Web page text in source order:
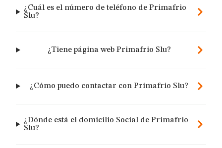
¿Cuál es el número de teléfono de Primafrio
Slu?
¿Tiene página web Primafrio Slu?
¿Cómo puedo contactar con Primafrio Slu?
¿Dónde está el domicilio Social de Primafrio
Slu?